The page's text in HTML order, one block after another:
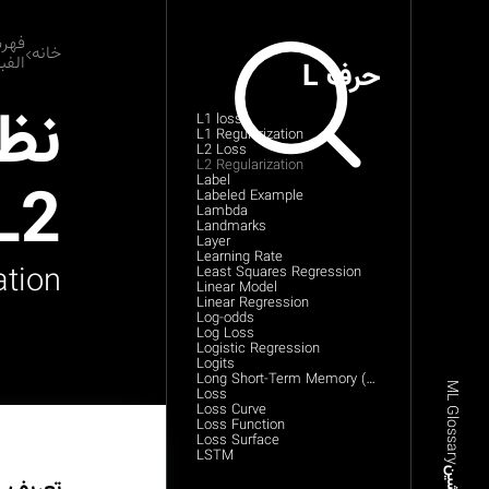
ML Glossary
حرف L
L1 loss
L1 Regularization
L2 Loss
L2 Regularization
Label
Labeled Example
Lambda
Landmarks
Layer
Learning Rate
Least Squares Regression
Linear Model
Linear Regression
Log-odds
Log Loss
Logistic Regression
Logits
Long Short-Term Memory (LSTM)
Loss
Loss Curve
Loss Function
Loss Surface
LSTM
خانه